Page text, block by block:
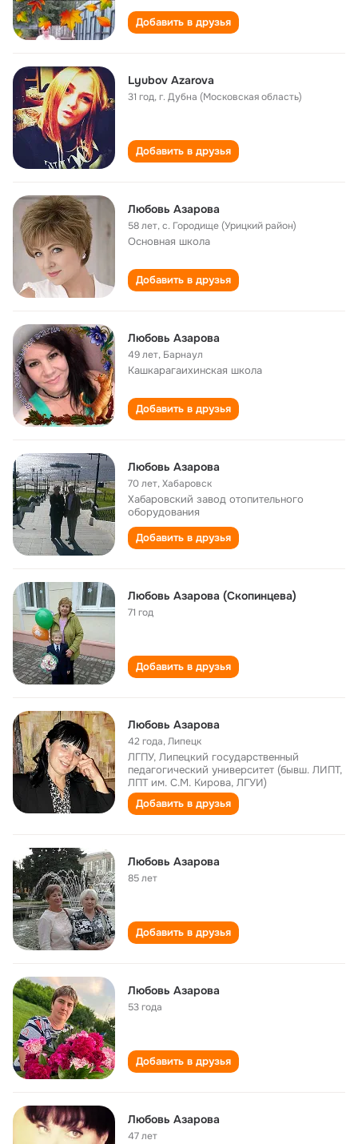
Добавить в друзья
Lyubov Azarova
31 год,г. Дубна (Московская область)
Добавить в друзья
Любовь Азарова
58 лет,с. Городище (Урицкий район)
Основная школа
Добавить в друзья
Любовь Азарова
49 лет, Барнаул
Кашкарагаихинская школа
Добавить в друзья
Любовь Азарова
70 лет,Хабаровск
Хабаровский завод отопительного
оборудования
Добавить в друзья
Любовь Азарова (Скопинцева)
71 год
Добавить в друзья
Любовь Азарова
42 года,Липецк
ЛГПУ, Липецкий государственный
педагогический университет (бывш. ЛИПТ,
ЛПТ им. С.М. Кирова, ЛГУИ)
Добавить в друзья
Любовь Азарова
85 лет
Добавить в друзья
Любовь Азарова
53 года
Добавить в друзья
Любовь Азарова
47 лет